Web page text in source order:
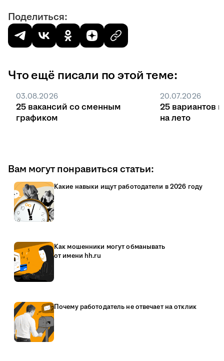
Поделиться:
Что ещё писали по этой теме:
03.08.2026
25 вакансий со сменным
графиком
20.07.2026
25 вариантов
на лето
Вам могут понравиться статьи:
Какие навыки ищут работодатели в 2026 году
Как мошенники могут обманывать
от имени hh.ru
Почему работодатель не отвечает на отклик